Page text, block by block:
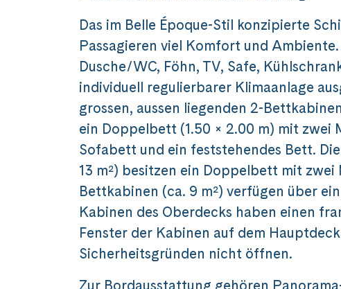
Das im Belle Époque-Stil konzipierte
Passagieren viel Komfort und
Dusche/WC, Föhn, TV, Safe,
individuell regulierbarer Klimaanlage
grossen, aussen liegenden 2-
ein Doppelbett (1.50 × 2.00 m) mit zwei
Sofabett und ein feststehendes Bett.
13 m²) besitzen ein Doppelbett mit zwei
Bettkabinen (ca. 9 m²) verfügen über
Kabinen des Oberdecks haben einen
Fenster der Kabinen auf dem Hauptdeck
Sicherheitsgründen nicht öffnen.
Zur Bordausstattung gehören